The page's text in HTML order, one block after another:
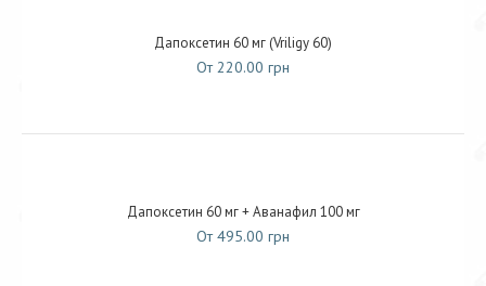
Дапоксетин 60 мг (Vriligy 60)
От 220.00 грн
Дапоксетин 60 мг + Аванафил 100 мг
От 495.00 грн